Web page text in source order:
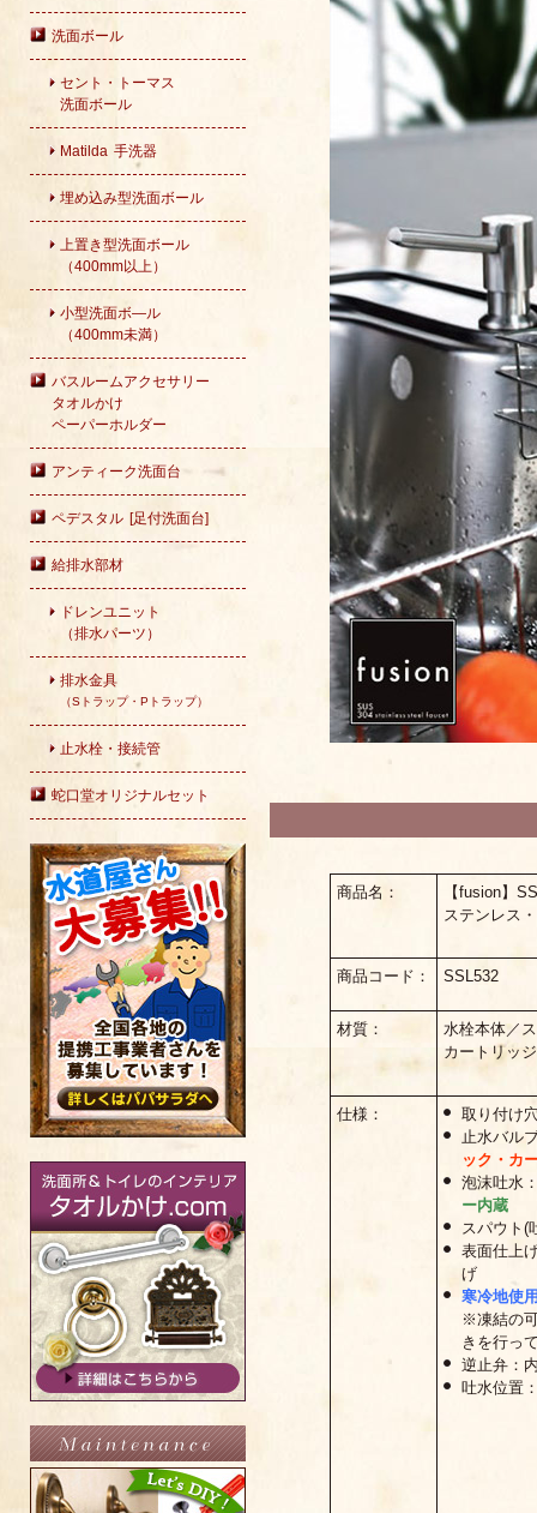
洗面ボール
セント・トーマス
洗面ボール
Matilda 手洗器
埋め込み型洗面ボール
上置き型洗面ボール
（400mm以上）
小型洗面ボ―ル
（400mm未満）
バスルームアクセサリー
タオルかけ
ペーパーホルダー
アンティーク洗面台
ペデスタル [足付洗面台]
給排水部材
ドレンユニット
（排水パーツ）
排水金具
（Sトラップ・Pトラップ）
止水栓・接続管
蛇口堂オリジナルセット
商品名：
【fusion】
ステンレス
商品コード： SSL532
材質：
水栓本体／
カートリッ
仕様：
取り付け
止水バル
ック・カ
泡沫吐水
ー内蔵
スパウト(
表面仕上
げ
寒冷地使
※凍結の
きを行っ
逆止弁：
吐水位置